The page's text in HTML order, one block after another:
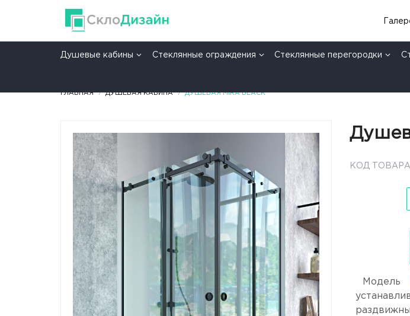
Душевые кабины Стеклянные ограждения Стеклянные перегородки
ГЛАВНАЯ ДУШЕВАЯ КАБИНА ДУШЕВАЯ MIRA BLACK
КОД ТОВАРА:
Модель